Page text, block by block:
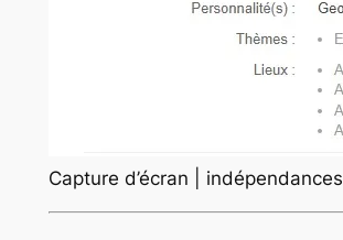
Capture d’écran | indépendances